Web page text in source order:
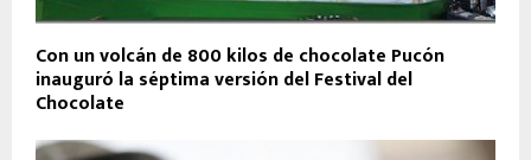
Con un volcán de 800 kilos de chocolate Pucón
inauguró la séptima versión del Festival del
Chocolate